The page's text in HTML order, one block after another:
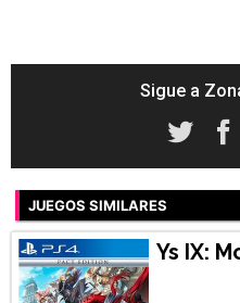
Sigue a
JUEGOS SIMILARES
Ys IX: